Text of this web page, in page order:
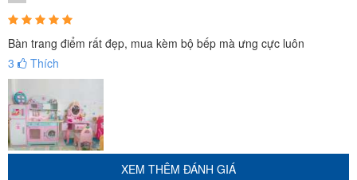
Những bộ đồ chơi búp bê trang điểm chắc hẳn sẽ là món
thật đẹp, thật ý nghĩa trong dịp giáng sinh này
Bàn trang điểm rất đẹp, mua kèm bộ bếp mà ưng cực luôn
3
Thích
XEM THÊM ĐÁNH GIÁ